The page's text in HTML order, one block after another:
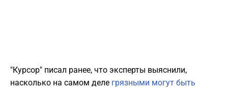
"Курсор" писал ранее, что эксперты выяснили,
насколько на самом деле грязными могут быть